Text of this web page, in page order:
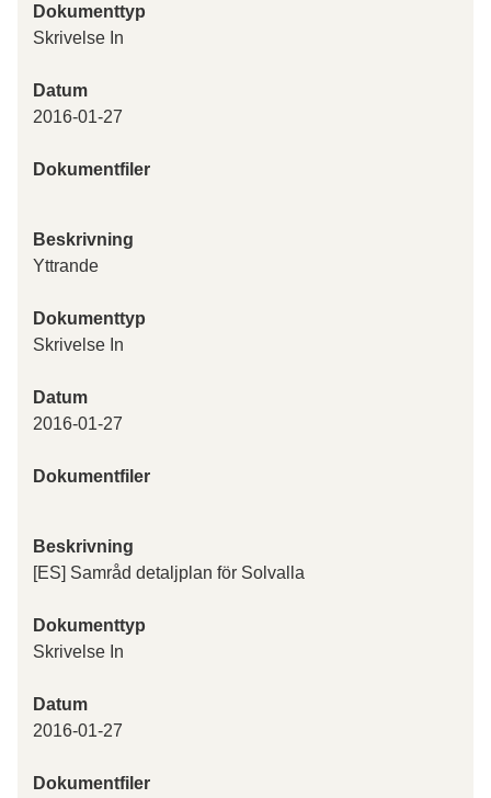
Dokumenttyp
Skrivelse In
Datum
2016-01-27
Dokumentfiler
Beskrivning
Yttrande
Dokumenttyp
Skrivelse In
Datum
2016-01-27
Dokumentfiler
Beskrivning
[ES] Samråd detaljplan för Solvalla
Dokumenttyp
Skrivelse In
Datum
2016-01-27
Dokumentfiler